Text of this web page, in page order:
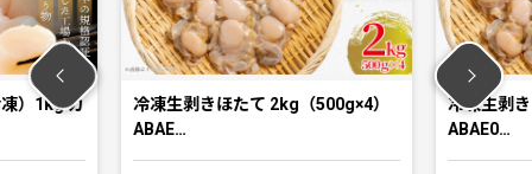
）1kg カ
冷凍生剥きほたて 2kg（500g×4）
ABAE…
冷凍生剥
ABAE0…